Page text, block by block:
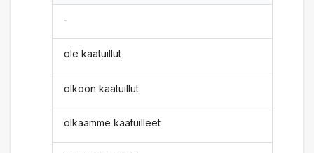
-
ole kaatuillut
olkoon kaatuillut
olkaamme kaatuilleet